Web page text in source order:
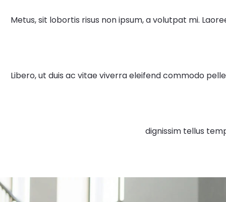
Metus, sit lobortis risus non ipsum, a volutpat mi.
Libero, ut duis ac vitae viverra eleifend commodo
dignissim tellus